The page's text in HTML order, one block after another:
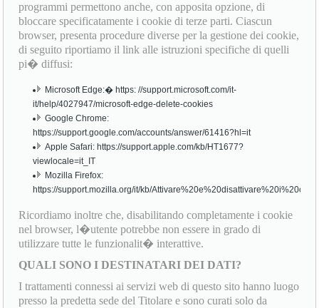
programmi permettono anche, con apposita opzione, di
bloccare specificatamente i cookie di terze parti. Ciascun
browser, presenta procedure diverse per la gestione dei cookie,
di seguito riportiamo il link alle istruzioni specifiche di quelli
pi� diffusi:
Microsoft Edge:� https: //support.microsoft.com/it-
it/help/4027947/microsoft-edge-delete-cookies
Google Chrome:
https://support.google.com/accounts/answer/61416?hl=it
Apple Safari: https://support.apple.com/kb/HT1677?
viewlocale=it_IT
Mozilla Firefox:
https://support.mozilla.org/it/kb/
Ricordiamo inoltre che, disabilitando completamente i cookie
nel browser, l�utente potrebbe non essere in grado di
utilizzare tutte le funzionalit� interattive.
QUALI SONO I DESTINATARI DEI DATI?
I trattamenti connessi ai servizi web di questo sito hanno luogo
presso la predetta sede del Titolare e sono curati solo da